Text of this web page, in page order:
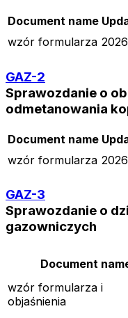
Document name
wzór formularza
GAZ-2
Sprawozdanie o
odmetanowania
Document name
wzór formularza
GAZ-3
Sprawozdanie o
gazowniczych
Document
wzór formularza i
objaśnienia